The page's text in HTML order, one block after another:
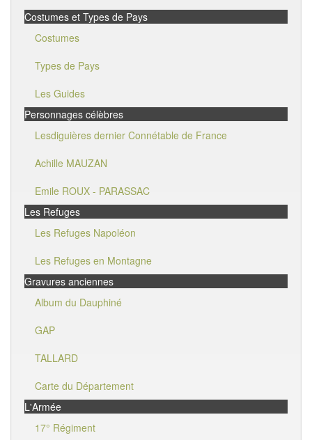
Costumes et Types de Pays
Costumes
Types de Pays
Les Guides
Personnages célèbres
Lesdiguières dernier Connétable de France
Achille MAUZAN
Emile ROUX - PARASSAC
Les Refuges
Les Refuges Napoléon
Les Refuges en Montagne
Gravures anciennes
Album du Dauphiné
GAP
TALLARD
Carte du Département
L'Armée
17° Régiment